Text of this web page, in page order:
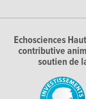
Echosciences
contributive
soutien de